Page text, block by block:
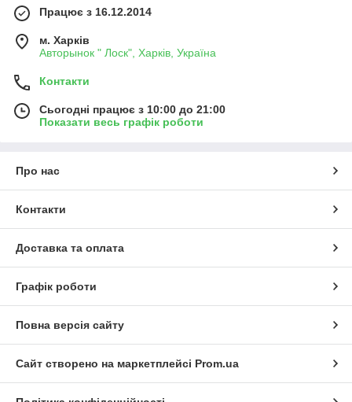
Працює з 16.12.2014
м. Харків
Авторынок " Лоск", Харків, Україна
Контакти
Сьогодні працює з 10:00 до 21:00
Показати весь графік роботи
Про нас
Контакти
Доставка та оплата
Графік роботи
Повна версія сайту
Сайт створено на маркетплейсі Prom.ua